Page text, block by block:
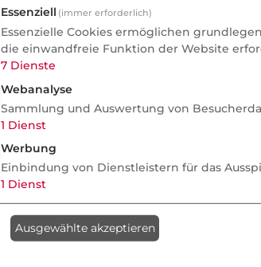
Essenziell (immer erforderlich)
Essenzielle Cookies ermöglichen
die einwandfreie Funktion der Website
7 Dienste
Webanalyse
Sammlung und Auswertung von
1 Dienst
Werbung
Einbindung von Dienstleistern für das
1 Dienst
Ausgewählte akzeptieren